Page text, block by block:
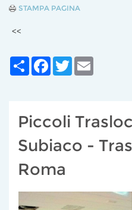
STAMPA PAGINA
<<
Share FacebookTwitter
Piccoli
Subiaco -
Roma